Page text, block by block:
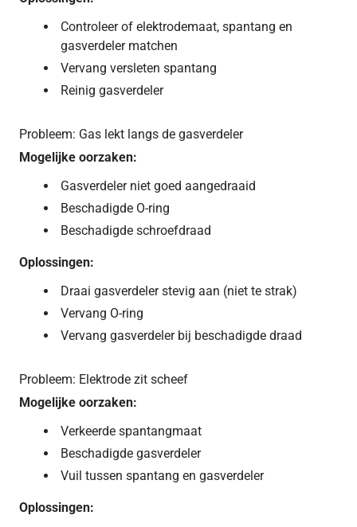
Controleer of elektrodemaat, spantang en
gasverdeler matchen
Vervang versleten spantang
Reinig gasverdeler
Probleem: Gas lekt langs de gasverdeler
Mogelijke oorzaken:
Gasverdeler niet goed aangedraaid
Beschadigde O-ring
Beschadigde schroefdraad
Oplossingen:
Draai gasverdeler stevig aan (niet te strak)
Vervang O-ring
Vervang gasverdeler bij beschadigde draad
Probleem: Elektrode zit scheef
Mogelijke oorzaken:
Verkeerde spantangmaat
Beschadigde gasverdeler
Vuil tussen spantang en gasverdeler
Oplossingen: